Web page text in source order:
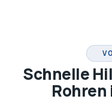
Schnelle
Rohren